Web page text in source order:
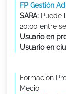
FP Gestión
SARA: Puede
20:00 entre
Usuario en
Usuario en
Formación
Medio